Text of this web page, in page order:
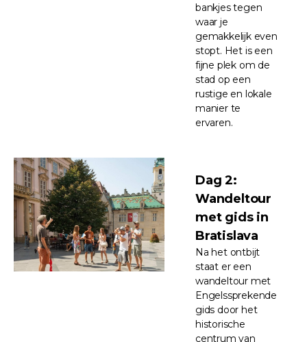
bankjes tegen
waar je
gemakkelijk even
stopt. Het is een
fijne plek om de
stad op een
rustige en lokale
manier te
ervaren.
Dag 2:
Wandeltour
met gids in
Bratislava
Na het ontbijt
staat er een
wandeltour met
Engelssprekende
gids door het
historische
centrum van